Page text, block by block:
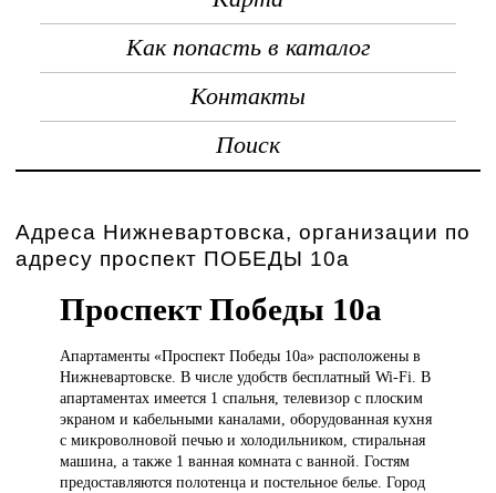
Как попасть в каталог
Контакты
Поиск
Адреса Нижневартовска, организации по
адресу проспект ПОБЕДЫ 10а
Проспект Победы 10а
Апартаменты «ПроспектПобеды 10а» расположены в
Нижневартовске. В числе удобств бесплатный Wi-Fi. В
апартаментах имеется 1 спальня, телевизор с плоским
экраном и кабельными каналами, оборудованная кухня
с микроволновой печью и холодильником, стиральная
машина, а также 1 ванная комната с ванной. Гостям
предоставляются полотенца и постельное белье. Город